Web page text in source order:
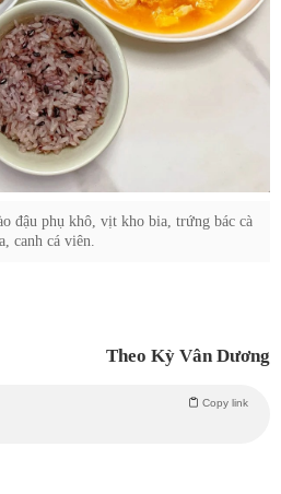
đậu phụ khô, vịt kho bia, trứng bác cà
canh cá viên.
Theo Kỳ Vân Dương
Copy link